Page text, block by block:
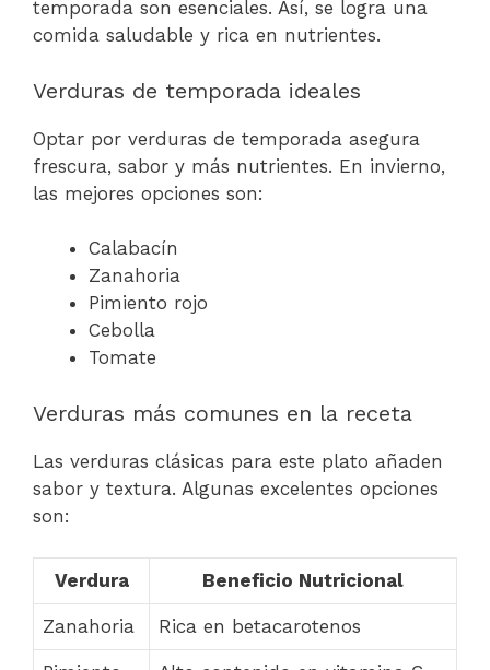
temporada son esenciales. Así, se logra una
comida saludable y rica en nutrientes.
Verduras de temporada ideales
Optar por verduras de temporada asegura
frescura, sabor y más nutrientes. En invierno,
las mejores opciones son:
Calabacín
Zanahoria
Pimiento rojo
Cebolla
Tomate
Verduras más comunes en la receta
Las verduras clásicas para este plato añaden
sabor y textura. Algunas excelentes opciones
son:
Verdura Beneficio Nutricional
Zanahoria Rica en betacarotenos